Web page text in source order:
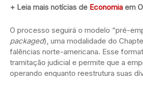
+ Leia mais notícias de Economia em
O processo seguirá o modelo “pré-
packaged), uma modalidade do
falências norte-americana. Esse
tramitação judicial e permite que a
operando enquanto reestrutura suas